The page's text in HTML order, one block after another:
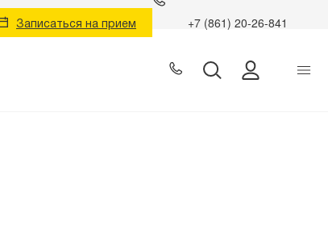
Записаться на прием +7 (861) 20-26-841
Личный